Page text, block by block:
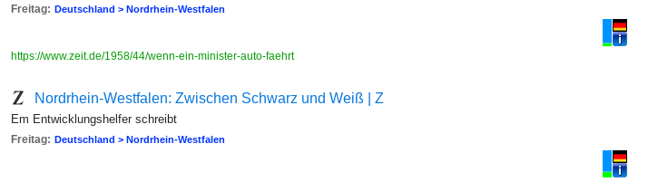
Freitag: Deutschland > Nordrhein-Westfalen
https://www.zeit.de/1958/44/wenn-ein-minister-auto-faehrt
Nordrhein-Westfalen: Zwischen Schwarz und Weiß | Z
Em Entwicklungshelfer schreibt
Freitag: Deutschland > Nordrhein-Westfalen